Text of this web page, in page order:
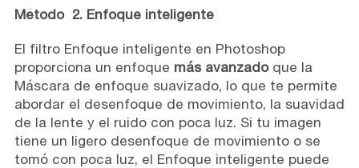
Método 2. Enfoque inteligente
El filtro Enfoque inteligente en Photoshop
proporciona un enfoque más avanzadoque la
Máscara de enfoque suavizado, lo que te permite
abordar el desenfoque de movimiento, la suavidad
de la lente y el ruido con poca luz. Si tu imagen
tiene un ligero desenfoque de movimiento o se
tomó con poca luz, el Enfoque inteligente puede